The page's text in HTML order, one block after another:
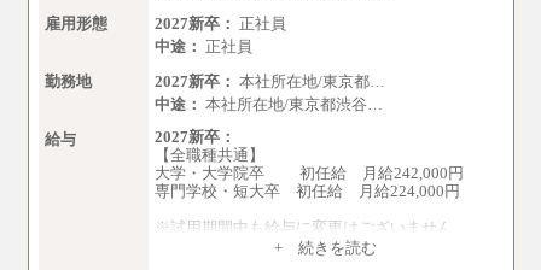
雇用形態
2027新卒： 正社員
中途： 正社員
勤務地
2027新卒： 本社所在地/東京都…
中途： 本社所在地/東京都渋谷…
給与
2027新卒：
【全職種共通】
大学・大学院卒 初任給 月給242,000円
専門学校・短大卒 初任給 月給224,000円
※試用期間中も給与に変更はございません
+ 続きを読む